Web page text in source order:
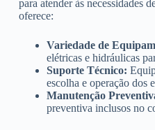
para atender às necessidades
oferece:
Variedade de
elétricas e hidráulicas
Suporte Técnico:
escolha e operação dos
Manutenção
preventiva inclusos no